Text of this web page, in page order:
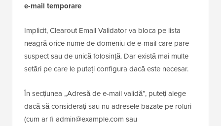
e-mail temporare
Implicit, Clearout Email Validator va bloca pe lista
neagră orice nume de domeniu de e-mail care pare
suspect sau de unică folosință. Dar există mai multe
setări pe care le puteți configura dacă este necesar.
În secțiunea „Adresă de e-mail validă”, puteți alege
dacă să considerați sau nu adresele bazate pe roluri
(cum ar fi admin@example.com sau